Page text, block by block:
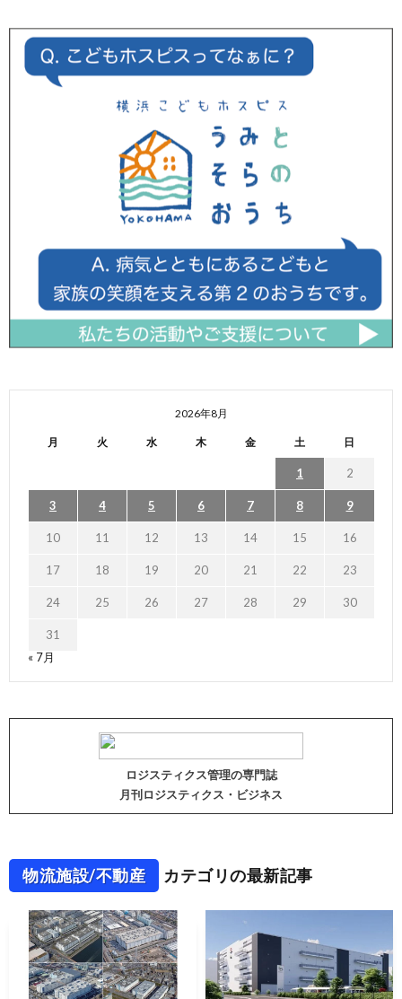
2026年8月
月 火 水 木 金 土 日
1 2
3 4 5 6 7 8 9
10 11 12 13 14 15 16
17 18 19 20 21 22 23
24 25 26 27 28 29 30
31
« 7月
ロジスティクス管理の専門誌
月刊ロジスティクス・ビジネス
物流施設/不動産 カテゴリの最新記事